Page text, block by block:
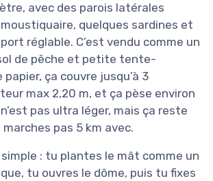
avec des parois latérales
quelques sardines et
réglable. C’est vendu comme un
de pêche et petite tente-
papier, ça couvre jusqu’à 3
max 2,20 m, et ça pèse environ
pas ultra léger, mais ça reste
pas 5 km avec.
: tu plantes le mât comme un
tu ouvres le dôme, puis tu fixes